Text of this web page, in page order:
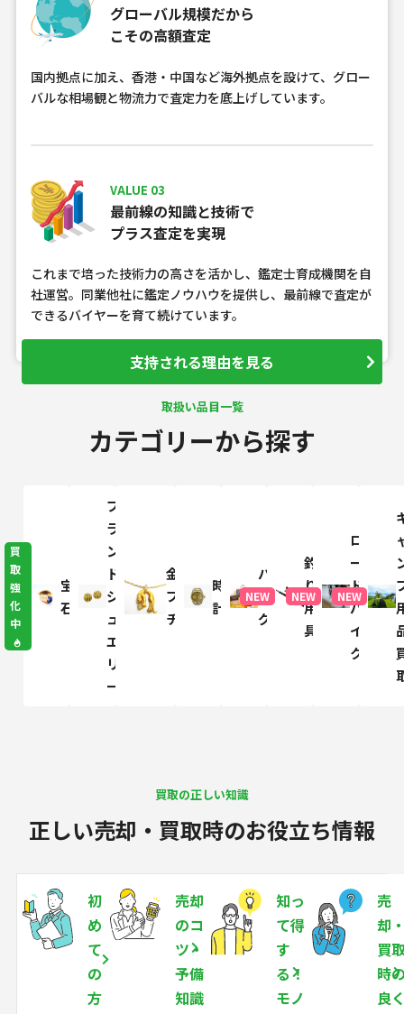
グローバル規模だから
こその高額査定
国内拠点に加え、香港・中国など海外拠点を設けて、グロー
バルな相場観と物流力で査定力を底上げしています。
VALUE 03
最前線の知識と技術で
プラス査定を実現
これまで培った技術力の高さを活かし、鑑定士育成機関を自
社運営。同業他社に鑑定ノウハウを提供し、最前線で査定が
できるバイヤーを育て続けています。
支持される理由を見る
取扱い品目一覧
カテゴリーから探す
買
取
強
化
中
宝
石
ブ
ラ
ン
ド
ジ
ュ
エ
リ
ー
金・
プラ
チナ
時
計
バ
ッ
グ
NEW
釣
り
用
具
NEW
ロ
ー
ド
バ
イ
ク
NEW
買取の正しい知識
正しい売却・買取時のお役立ち情報
初
め
て
の
方
売却
のコ
ツ・
予備
知識
知っ
て得
す
る！
モノ
売
却
買
時
良